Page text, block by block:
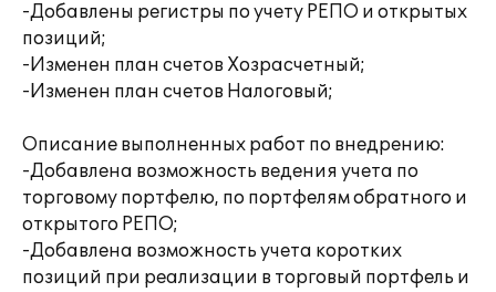
-Добавлены регистры по учету РЕПО и открытых
позиций;
-Изменен план счетов Хозрасчетный;
-Изменен план счетов Налоговый;
Описание выполненных работ по внедрению:
-Добавлена возможность ведения учета по
торговому портфелю, по портфелям обратного и
открытого РЕПО;
-Добавлена возможность учета коротких
позиций при реализации в торговый портфель и